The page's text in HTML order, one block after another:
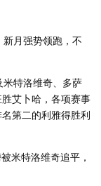
月强势领跑，不
特洛维奇、多萨
艾卜哈，各项赛事
第二的利雅得胜利
米特洛维奇追平，